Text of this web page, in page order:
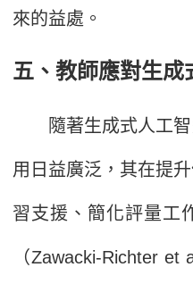
來的益處。
五、教師應對生
隨著生成式人工智
用日益廣泛，其在提
習支援、簡化評量工
（Zawacki-Richter